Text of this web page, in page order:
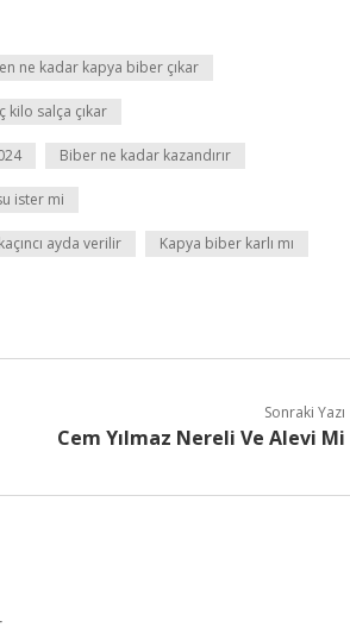
ne kadar kapya biber çıkar
kilo salça çıkar
Biber ne kadar kazandırır
ister mi
ayda verilir Kapya biber karlı mı
Sonraki Yazı
Cem Yılmaz Nereli Ve Alevi Mi